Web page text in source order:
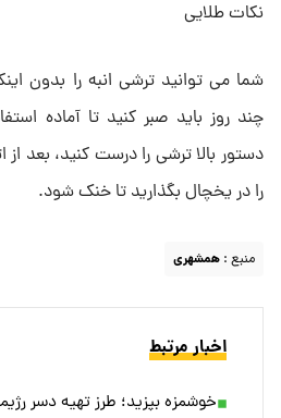
نکات طلایی
شما می توانید ترشی انبه را بدون
چند روز باید صبر کنید تا آماده
دستور بالا ترشی را درست کنید، بعد
را در یخچال بگذارید تا خنک شود.
منبع : همشهری
اخبار مرتبط
خوشمزه بپزید؛ طرز تهیه دسر